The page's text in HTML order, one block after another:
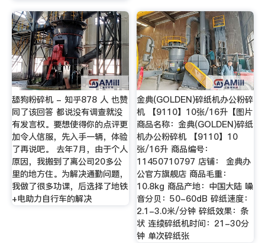
舔狗粉碎机 - 知乎878 人 也赞
同了该回答 都说没有调查就没
有发言权。要想使得你的点评更
加令人信服，先入手一辆，体验
了再说吧。 去年7月，由于个人
原因，我搬到了离公司20多公
里的地方住。为解决通勤问题，
我做了很多功课，后选择了地铁
+电助力自行车的解决
金典(GOLDEN)碎纸机办公粉碎
机 【9110】10张/16升【图片
商品名称：金典(GOLDEN)碎纸
机办公粉碎机 【9110】10
张/16升 商品编号：
11450710797 店铺： 金典办
公官方旗舰店 商品毛重：
10.8kg 商品产地：中国大陆 噪
音分贝：50-60dB 碎纸速度：
2.1-3.0米/分钟 碎纸效果：条
状 连续碎纸机时间：21-30分
钟 单次碎纸张